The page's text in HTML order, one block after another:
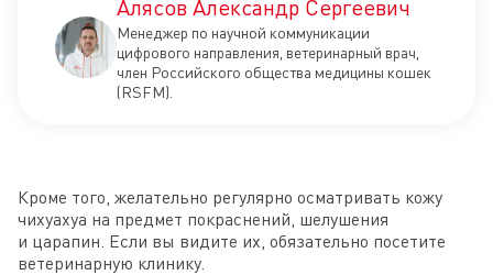
Алясов Александр Сергеевич
Менеджер по научной коммуникации
цифрового направления, ветеринарный врач,
член Российского общества медицины кошек
(RSFM).
Кроме того, желательно регулярно осматривать кожу
чихуахуа на предмет покраснений, шелушения
и царапин. Если вы видите их, обязательно посетите
ветеринарную клинику.